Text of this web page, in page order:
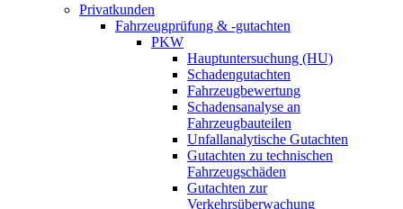
Privatkunden
Fahrzeugprüfung & -gutachten
PKW
Hauptuntersuchung (HU)
Schadengutachten
Fahrzeugbewertung
Schadensanalyse an
Fahrzeugbauteilen
Unfallanalytische Gutachten
Gutachten zu technischen
Fahrzeugschäden
Gutachten zur
Verkehrsüberwachung